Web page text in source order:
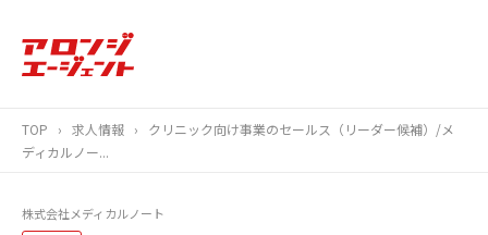
TOP › 求人情報 ›
クリニック向け事業のセールス（リーダー候補）/メ
ディカルノー...
株式会社メディカルノート